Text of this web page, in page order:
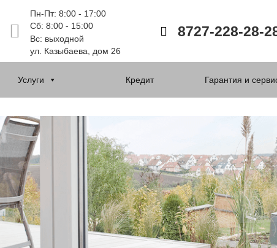
Пн-Пт: 8:00 - 17:00
Сб: 8:00 - 15:00
Вс: выходной
ул. Казыбаева, дом 26
8727-228-28-
Услуги Кредит Гарантия и